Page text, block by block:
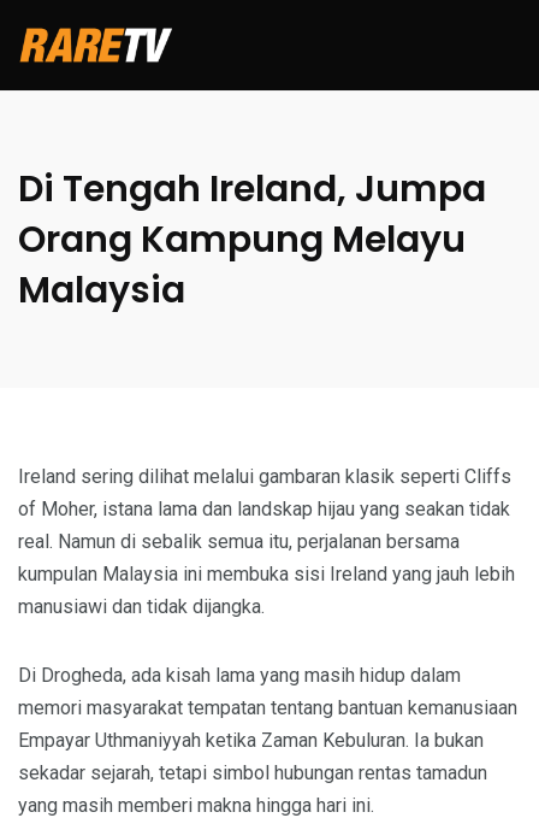
Di Tengah Ireland, Jumpa
Orang Kampung Melayu
Malaysia
Ireland sering dilihat melalui gambaran klasik seperti Cliffs
of Moher, istana lama dan landskap hijau yang seakan tidak
real. Namun di sebalik semua itu, perjalanan bersama
kumpulan Malaysia ini membuka sisi Ireland yang jauh lebih
manusiawi dan tidak dijangka.
Di Drogheda, ada kisah lama yang masih hidup dalam
memori masyarakat tempatan tentang bantuan kemanusiaan
Empayar Uthmaniyyah ketika Zaman Kebuluran. Ia bukan
sekadar sejarah, tetapi simbol hubungan rentas tamadun
yang masih memberi makna hingga hari ini.